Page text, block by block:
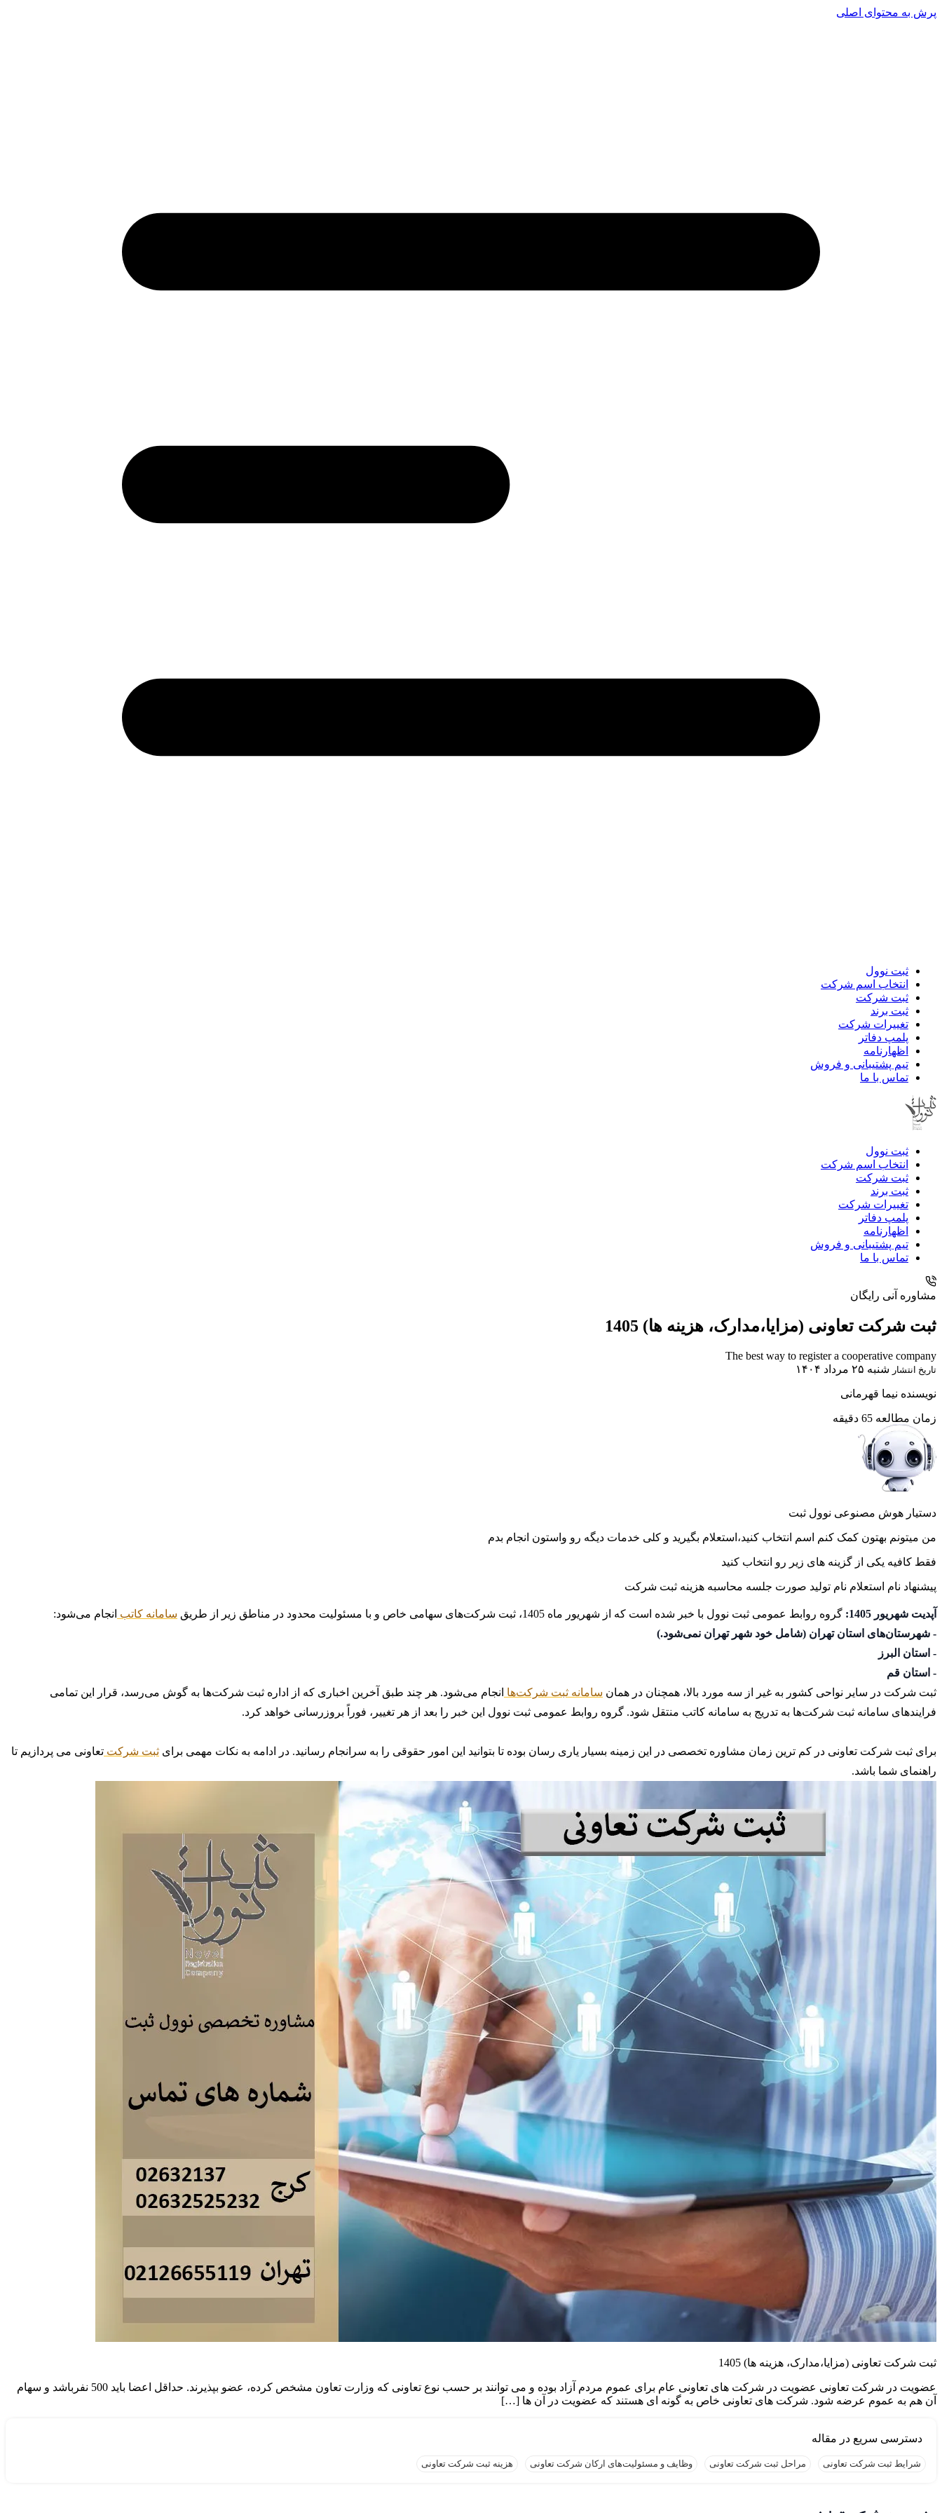
پرش به محتوای اصلی
ثبت نوول
انتخاب اسم شرکت
ثبت شرکت
ثبت برند
تغییرات شرکت
پلمپ دفاتر
اظهارنامه
تیم پشتیبانی و فروش
تماس با ما
ثبت نوول
انتخاب اسم شرکت
ثبت شرکت
ثبت برند
تغییرات شرکت
پلمپ دفاتر
اظهارنامه
تیم پشتیبانی و فروش
تماس با ما
مشاوره آنی رایگان
ثبت شرکت تعاونی (مزایا،مدارک، هزینه ها) 1405
The best way to register a cooperative company
تاریخ انتشار شنبه ۲۵ مرداد ۱۴۰۴
نویسنده نیما قهرمانی
زمان مطالعه 65 دقیقه
دستیار هوش مصنوعی نوول ثبت
من میتونم بهتون کمک کنم اسم انتخاب کنید،استعلام بگیرید و کلی خدمات دیگه رو واستون انجام بدم
فقط کافیه یکی از گزینه های زیر رو انتخاب کنید
پیشنهاد نام استعلام نام تولید صورت جلسه محاسبه هزینه ثبت شرکت
آپدیت شهریور 1405: گروه روابط عمومی ثبت نوول با خبر شده است که از شهریور ماه 1405، ثبت شرکت‌های سهامی خاص و با مسئولیت محدود در مناطق زیر از طریق سامانه کاتب انجام می‌شود:
- شهرستان‌های استان تهران (شامل خود شهر تهران نمی‌شود.)
- استان البرز
- استان قم
ثبت شرکت در سایر نواحی کشور به غیر از سه مورد بالا، همچنان در همان سامانه ثبت شرکت‌ها انجام می‌شود. هر چند طبق آخرین اخباری که از اداره ثبت شرکت‌ها به گوش می‌رسد، قرار این تمامی
فرایندهای سامانه ثبت شرکت‌ها به تدریج به سامانه کاتب منتقل شود. گروه روابط عمومی ثبت نوول این خبر را بعد از هر تغییر، فوراً بروزرسانی خواهد کرد.
برای ثبت شرکت تعاونی در کم ترین زمان مشاوره تخصصی در این زمینه بسیار یاری رسان بوده تا بتوانید این امور حقوقی را به سرانجام رسانید. در ادامه به نکات مهمی برای ثبت شرکت تعاونی می پردازیم تا
راهنمای شما باشد.
ثبت شرکت تعاونی (مزایا،مدارک، هزینه ها) 1405
عضویت در شرکت تعاونی عضویت در شرکت های تعاونی عام برای عموم مردم آزاد بوده و می توانند بر حسب نوع تعاونی که وزارت تعاون مشخص کرده، عضو بپذیرند. حداقل اعضا باید 500 نفرباشد و سهام
آن هم به عموم عرضه شود. شرکت های تعاونی خاص به گونه ای هستند که عضویت در آن ها […]
شرایط ثبت شرکت تعاونی مراحل ثبت شرکت تعاونی وظایف و مسئولیت‌های ارکان شرکت تعاونی هزینه ثبت شرکت تعاونی